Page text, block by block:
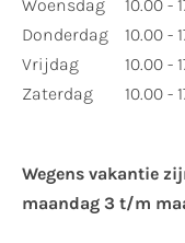
Woensdag
Donderdag
Vrijdag
Zaterdag
10.00 -
10.00 -
10.00 -
10.00 -
Wegens vakantie
maandag 3 t/m